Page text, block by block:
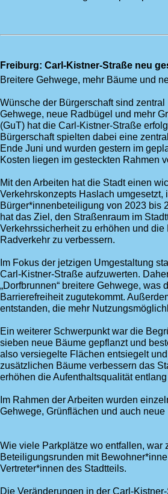
Freiburg: Carl-Kistner-Straße neu
Breitere Gehwege, mehr Bäume und
Wünsche der Bürgerschaft sind
Gehwege, neue Radbügel und mehr
(GuT) hat die Carl-Kistner-Straße
Bürgerschaft spielten dabei eine
Ende Juni und wurden gestern im
Kosten liegen im gesteckten Rahmen
Mit den Arbeiten hat die Stadt einen
Verkehrskonzepts Haslach
Bürger*innenbeteiligung von 2023 bis
hat das Ziel, den Straßenraum im
Verkehrssicherheit zu erhöhen und
Radverkehr zu verbessern.
Im Fokus der jetzigen Umgestaltung
Carl-Kistner-Straße aufzuwerten.
„Dorfbrunnen“ breitere Gehwege, was
Barrierefreiheit zugutekommt.
entstanden, die mehr
Ein weiterer Schwerpunkt war die
sieben neue Bäume gepflanzt und
also versiegelte Flächen entsiegelt
zusätzlichen Bäume verbessern das
erhöhen die Aufenthaltsqualität
Im Rahmen der Arbeiten wurden
Gehwege, Grünflächen und auch
Wie viele Parkplätze wo entfallen, war
Beteiligungsrunden mit
Vertreter*innen des Stadtteils.
Die Veränderungen in der Carl-